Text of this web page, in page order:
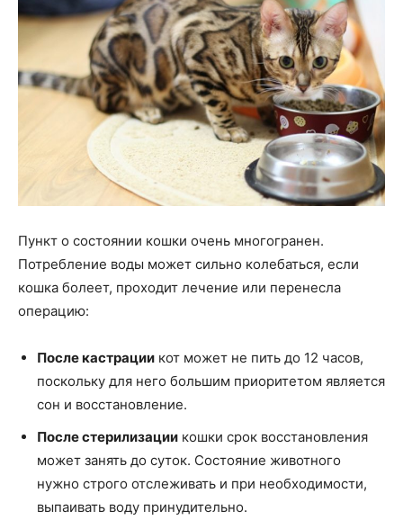
Пункт о состоянии кошки очень многогранен.
Потребление воды может сильно колебаться, если
кошка болеет, проходит лечение или перенесла
операцию:
После кастрации кот может не пить до 12 часов,
поскольку для него большим приоритетом является
сон и восстановление.
После стерилизации кошки срок восстановления
может занять до суток. Состояние животного
нужно строго отслеживать и при необходимости,
выпаивать воду принудительно.